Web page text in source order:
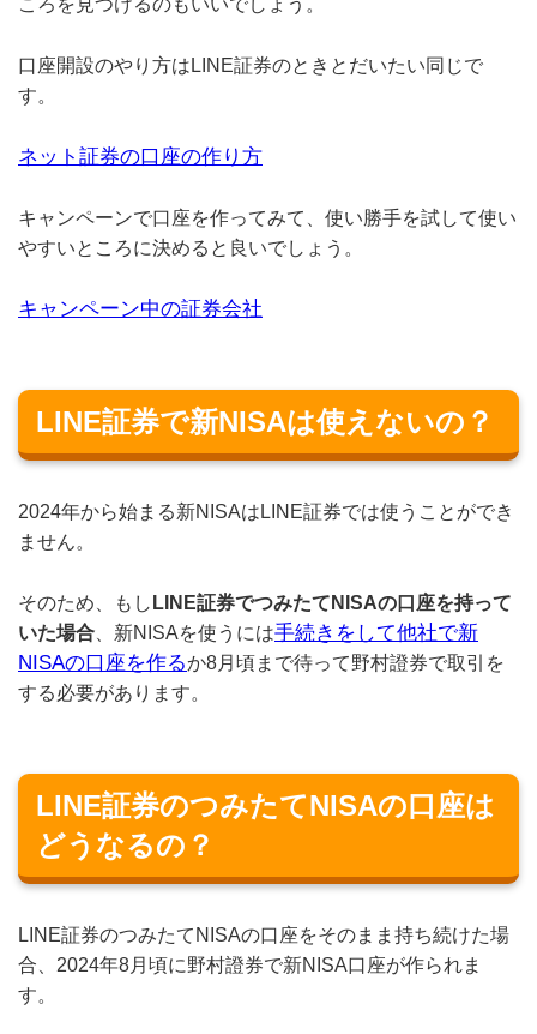
口座開設のやり方はLINE証券のときとだいたい同じで
す。
ネット証券の口座の作り方
キャンペーンで口座を作ってみて、使い勝手を試して使い
やすいところに決めると良いでしょう。
キャンペーン中の証券会社
LINE証券で新NISAは使えないの？
2024年から始まる新NISAはLINE証券では使うことができ
ません。
そのため、もし LINE証券でつみたてNISAの口座を持って
いた場合 、新NISAを使うには手続きをして他社で新
NISAの口座を作るか8月頃まで待って野村證券で取引を
する必要があります。
LINE証券のつみたてNISAの口座は
どうなるの？
LINE証券のつみたてNISAの口座をそのまま持ち続けた場
合、2024年8月頃に野村證券で新NISA口座が作られま
す。